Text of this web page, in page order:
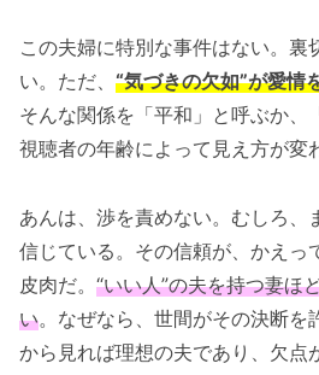
この夫婦に特別な事件はない。裏
い。ただ、 “気づきの欠如”が愛情
そんな関係を「平和」と呼ぶか、
視聴者の年齢によって見え方が変
あんは、渉を責めない。むしろ、
信じている。その信頼が、かえっ
皮肉だ。 “いい人”の夫を持つ妻ほ
い。なぜなら、世間がその決断を
から見れば理想の夫であり、欠点